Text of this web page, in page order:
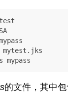
mypass
的文件，其中